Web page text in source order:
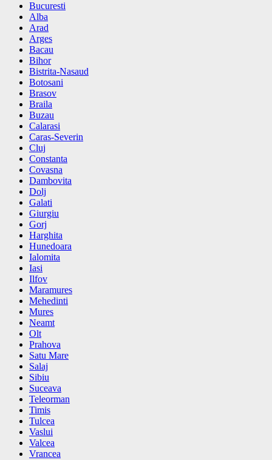
Bucuresti
Alba
Arad
Arges
Bacau
Bihor
Bistrita-Nasaud
Botosani
Brasov
Braila
Buzau
Calarasi
Caras-Severin
Cluj
Constanta
Covasna
Dambovita
Dolj
Galati
Giurgiu
Gorj
Harghita
Hunedoara
Ialomita
Iasi
Ilfov
Maramures
Mehedinti
Mures
Neamt
Olt
Prahova
Satu Mare
Salaj
Sibiu
Suceava
Teleorman
Timis
Tulcea
Vaslui
Valcea
Vrancea